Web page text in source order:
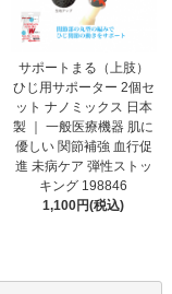
サポートまる（上肢）
ひじ用サポーター 2個セ
ット ナノミックス 日本
製 ｜ 一般医療機器 肌に
優しい 関節補強 血行促
進 未病ケア 弾性ストッ
キング 198846
1,100円(税込)